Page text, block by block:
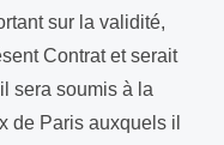
sur la validité,
Contrat et serait
sera soumis à la
de Paris auxquels il